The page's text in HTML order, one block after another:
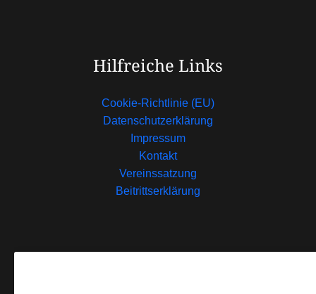
Hilfreiche Links
Cookie-Richtlinie (EU)
Datenschutzerklärung
Impressum
Kontakt
Vereinssatzung
Beitrittserklärung